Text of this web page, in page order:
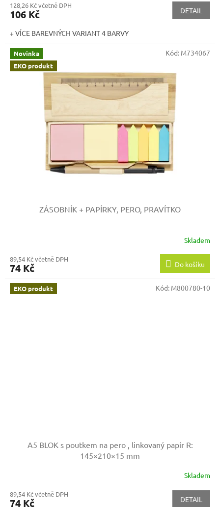
128,26 Kč včetně DPH
106 Kč DETAIL
+ VÍCE BAREVNÝCH VARIANT 4 BARVY
Novinka
EKO produkt
ZÁSOBNÍK + PAPÍRKY, PERO, PRAVÍTKO
Skladem
89,54 Kč včetně DPH
74 Kč Do košíku
Kód: M734067
EKO produkt
A5 BLOK s poutkem na pero , linkovaný papír R:
145×210×15 mm
Skladem
89,54 Kč včetně DPH
74 Kč DETAIL
Kód: M800780-10